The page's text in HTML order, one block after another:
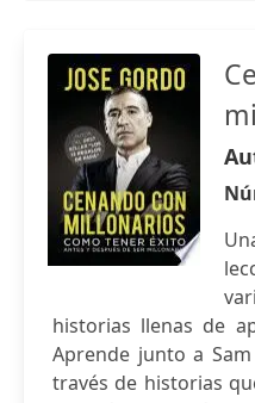
historias llenas de
Aprende junto a
través de historias